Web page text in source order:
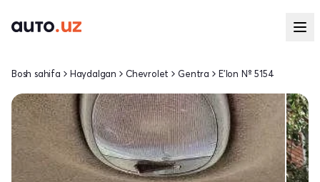
Bosh sahifa Haydalgan Chevrolet Gentra E'lon № 5154